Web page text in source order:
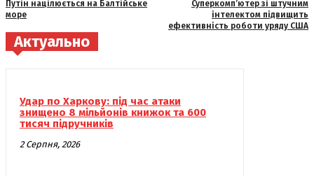
Путін націлюється на Балтійське
море
Суперкомп’ютер зі штучним
інтелектом підвищить
ефективність роботи уряду США
Актуально
Удар по Харкову: під час атаки
знищено 8 мільйонів книжок та 600
тисяч підручників
2 Серпня, 2026